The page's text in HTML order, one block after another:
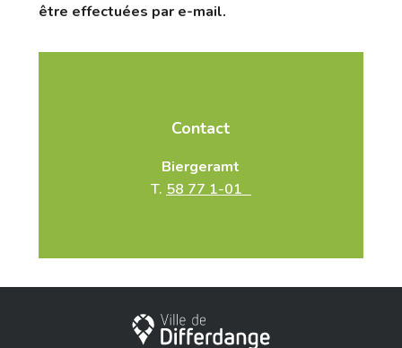
être effectuées par e-mail.
Contact
Biergeramt
T. 58 77 1-01
Ville de Differdange